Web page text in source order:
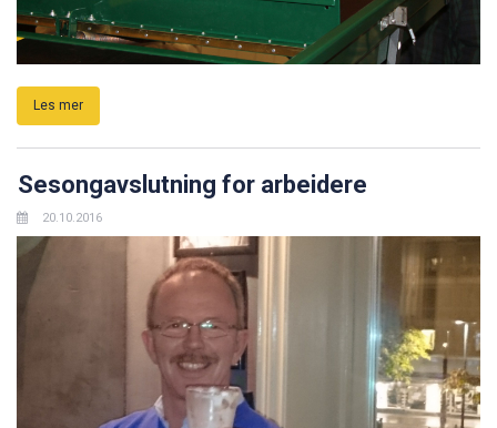
Les mer
Sesongavslutning for arbeidere
20.10.2016